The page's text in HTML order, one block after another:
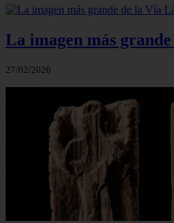
La imagen más
27/02/2026